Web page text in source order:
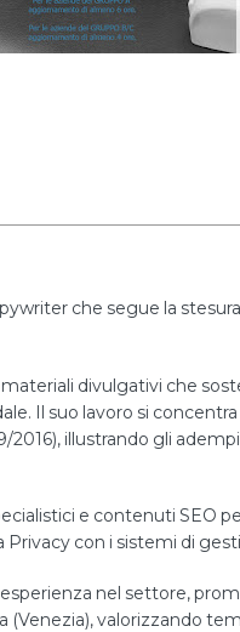
che segue la
divulgativi che
Il suo lavoro si
illustrando gli
e contenuti SEO
con i sistemi di
nel settore,
(Venezia), valorizzando